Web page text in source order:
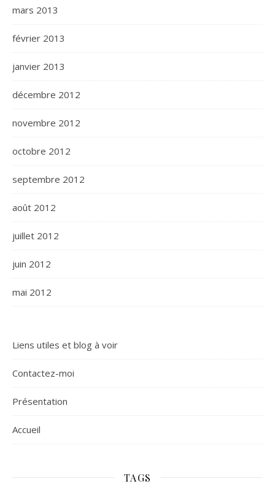
mars 2013
février 2013
janvier 2013
décembre 2012
novembre 2012
octobre 2012
septembre 2012
août 2012
juillet 2012
juin 2012
mai 2012
Liens utiles et blog à voir
Contactez-moi
Présentation
Accueil
TAGS